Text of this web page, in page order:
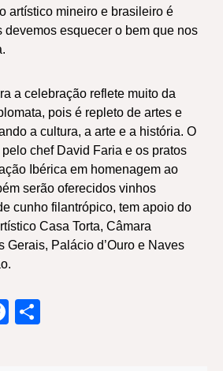
artístico mineiro e brasileiro é
devemos esquecer o bem que nos
a celebração reflete muito da
pois é repleto de artes e
a cultura, a arte e a história. O
chef David Faria e os pratos
Ibérica em homenagem ao
serão oferecidos vinhos
cunho filantrópico, tem apoio do
Casa Torta, Câmara
Gerais, Palácio d’Ouro e Naves
Facebook